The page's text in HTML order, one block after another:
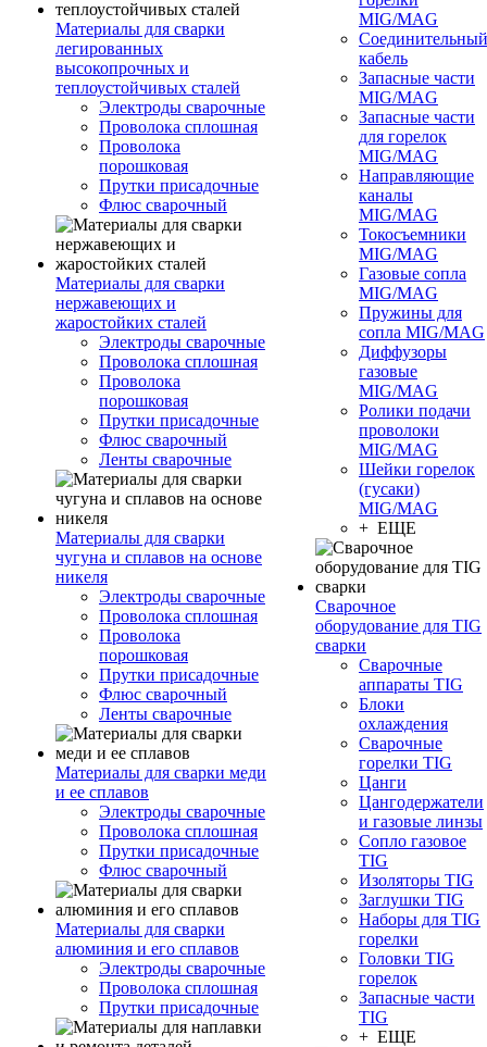
Материалы для сварки
легированных
высокопрочных и
теплоустойчивых сталей
Электроды сварочные
Проволока сплошная
Проволока
порошковая
Прутки присадочные
Флюс сварочный
Материалы для сварки
нержавеющих и
жаростойких сталей
Электроды сварочные
Проволока сплошная
Проволока
порошковая
Прутки присадочные
Флюс сварочный
Ленты сварочные
Материалы для сварки
чугуна и сплавов на основе
никеля
Электроды сварочные
Проволока сплошная
Проволока
порошковая
Прутки присадочные
Флюс сварочный
Ленты сварочные
Материалы для сварки меди
и ее сплавов
Электроды сварочные
Проволока сплошная
Прутки присадочные
Флюс сварочный
Материалы для сварки
алюминия и его сплавов
Электроды сварочные
Проволока сплошная
Прутки присадочные
MIG/MAG
Соединительный
кабель
Запасные части
MIG/MAG
Запасные части
для горелок
MIG/MAG
Направляющие
каналы
MIG/MAG
Токосъемники
MIG/MAG
Газовые сопла
MIG/MAG
Пружины для
сопла MIG/MAG
Диффузоры
газовые
MIG/MAG
Ролики подачи
проволоки
MIG/MAG
Шейки горелок
(гусаки)
MIG/MAG
+ ЕЩЕ
Сварочное
оборудование для TIG
сварки
Сварочные
аппараты TIG
Блоки
охлаждения
Сварочные
горелки TIG
Цанги
Цангодержатели
и газовые линзы
Сопло газовое
TIG
Изоляторы TIG
Заглушки TIG
Наборы для TIG
горелки
Головки TIG
горелок
Запасные части
TIG
+ ЕЩЕ